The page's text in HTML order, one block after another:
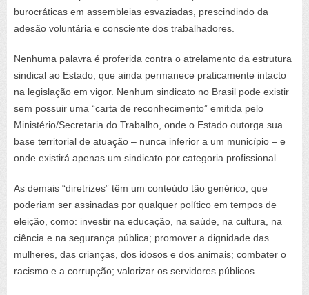
burocráticas em assembleias esvaziadas, prescindindo da
adesão voluntária e consciente dos trabalhadores.
Nenhuma palavra é proferida contra o atrelamento da estrutura
sindical ao Estado, que ainda permanece praticamente intacto
na legislação em vigor. Nenhum sindicato no Brasil pode existir
sem possuir uma “carta de reconhecimento” emitida pelo
Ministério/Secretaria do Trabalho, onde o Estado outorga sua
base territorial de atuação – nunca inferior a um município – e
onde existirá apenas um sindicato por categoria profissional.
As demais “diretrizes” têm um conteúdo tão genérico, que
poderiam ser assinadas por qualquer político em tempos de
eleição, como: investir na educação, na saúde, na cultura, na
ciência e na segurança pública; promover a dignidade das
mulheres, das crianças, dos idosos e dos animais; combater o
racismo e a corrupção; valorizar os servidores públicos.